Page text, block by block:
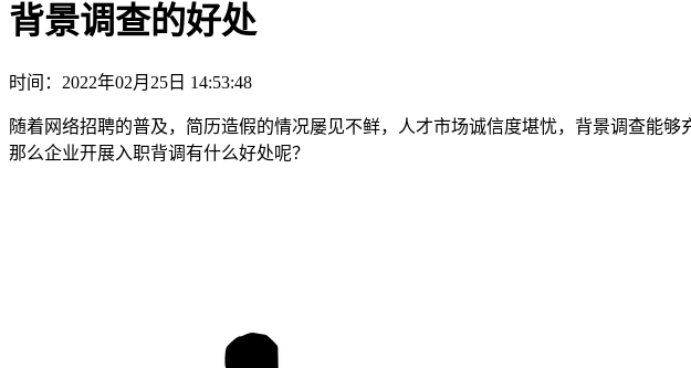
背景调查的好处
时间：2022年02月25日 14:53:48
随着网络招聘的普及，简历造假的情况屡见不鲜，人才市场诚信度堪忧，背景调查能
那么企业开展入职背调有什么好处呢？